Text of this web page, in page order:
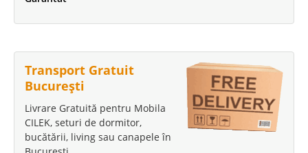
Transport Gratuit
București
Livrare Gratuită pentru Mobila
CILEK, seturi de dormitor,
bucătării, living sau canapele în